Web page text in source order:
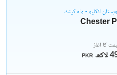
انکلیو - واہ کینٹ
Chester
کا آغاز
PKR